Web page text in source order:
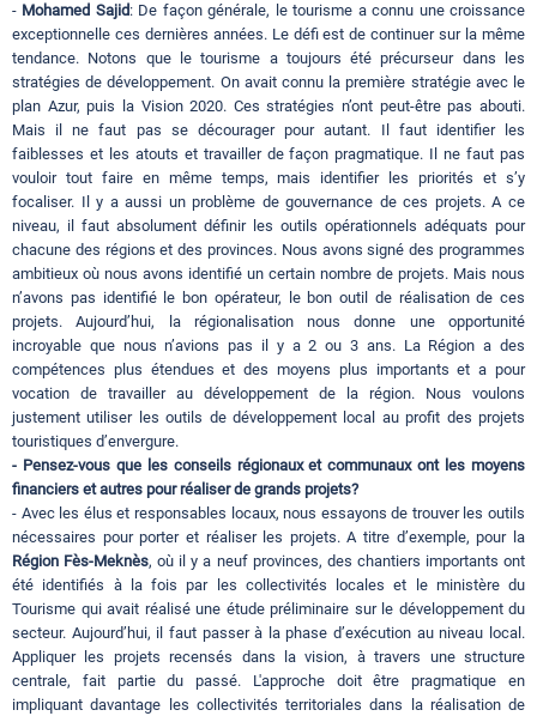
- Mohamed Sajid: De façon générale, le tourisme a connu une croissance
exceptionnelle ces dernières années. Le défi est de continuer sur la même
tendance. Notons que le tourisme a toujours été précurseur dans les
stratégies de développement. On avait connu la première stratégie avec le
plan Azur, puis la Vision 2020. Ces stratégies n’ont peut-être pas abouti.
Mais il ne faut pas se décourager pour autant. Il faut identifier les
faiblesses et les atouts et travailler de façon pragmatique. Il ne faut pas
vouloir tout faire en même temps, mais identifier les priorités et s’y
focaliser. Il y a aussi un problème de gouvernance de ces projets. A ce
niveau, il faut absolument définir les outils opérationnels adéquats pour
chacune des régions et des provinces. Nous avons signé des programmes
ambitieux où nous avons identifié un certain nombre de projets. Mais nous
n’avons pas identifié le bon opérateur, le bon outil de réalisation de ces
projets. Aujourd’hui, la régionalisation nous donne une opportunité
incroyable que nous n’avions pas il y a 2 ou 3 ans. La Région a des
compétences plus étendues et des moyens plus importants et a pour
vocation de travailler au développement de la région. Nous voulons
justement utiliser les outils de développement local au profit des projets
touristiques d’envergure.
- Pensez-vous que les conseils régionaux et communaux ont les moyens
financiers et autres pour réaliser de grands projets?
- Avec les élus et responsables locaux, nous essayons de trouver les outils
nécessaires pour porter et réaliser les projets. A titre d’exemple, pour la
Région Fès-Meknès, où il y a neuf provinces, des chantiers importants ont
été identifiés à la fois par les collectivités locales et le ministère du
Tourisme qui avait réalisé une étude préliminaire sur le développement du
secteur. Aujourd’hui, il faut passer à la phase d’exécution au niveau local.
Appliquer les projets recensés dans la vision, à travers une structure
centrale, fait partie du passé. L'approche doit être pragmatique en
impliquant davantage les collectivités territoriales dans la réalisation de